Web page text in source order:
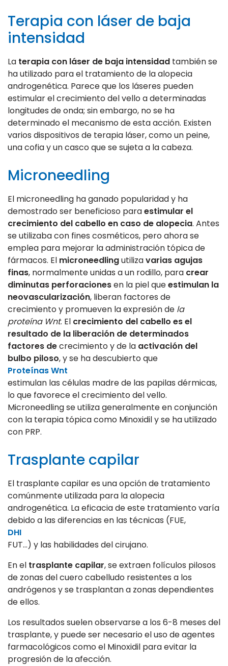
Terapia con láser de baja
intensidad
La terapia con láser de baja intensidad también se
ha utilizado para el tratamiento de la alopecia
androgenética. Parece que los láseres pueden
estimular el crecimiento del vello a determinadas
longitudes de onda; sin embargo, no se ha
determinado el mecanismo de esta acción. Existen
varios dispositivos de terapia láser, como un peine,
una cofia y un casco que se sujeta a la cabeza.
Microneedling
El microneedling ha ganado popularidad y ha
demostrado ser beneficioso paraestimular el
crecimiento del cabello en caso de alopecia. Antes
se utilizaba con fines cosméticos, pero ahora se
emplea para mejorar la administración tópica de
fármacos. El microneedlingutilizavarias agujas
finas, normalmente unidas a un rodillo, para crear
diminutas perforacionesen la piel queestimulan la
neovascularización, liberan factores de
crecimiento y promueven la expresión de la
proteína Wnt. El crecimiento del cabello es el
resultado de la liberación de determinados
factores decrecimiento y de la activación del
bulbo piloso, y se ha descubierto que
Proteínas Wnt
estimulan las células madre de las papilas dérmicas,
lo que favorece el crecimiento del vello.
Microneedling se utiliza generalmente en conjunción
con la terapia tópica como Minoxidil y se ha utilizado
con PRP.
Trasplante capilar
El trasplante capilar es una opción de tratamiento
comúnmente utilizada para la alopecia
androgenética. La eficacia de este tratamiento varía
debido a las diferencias en las técnicas (FUE,
DHI
FUT…) y las habilidades del cirujano.
En el trasplante capilar, se extraen folículos pilosos
de zonas del cuero cabelludo resistentes a los
andrógenos y se trasplantan a zonas dependientes
de ellos.
Los resultados suelen observarse a los 6-8 meses del
trasplante, y puede ser necesario el uso de agentes
farmacológicos como el Minoxidil para evitar la
progresión de la afección.